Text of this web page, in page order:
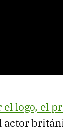
el logo, el
actor